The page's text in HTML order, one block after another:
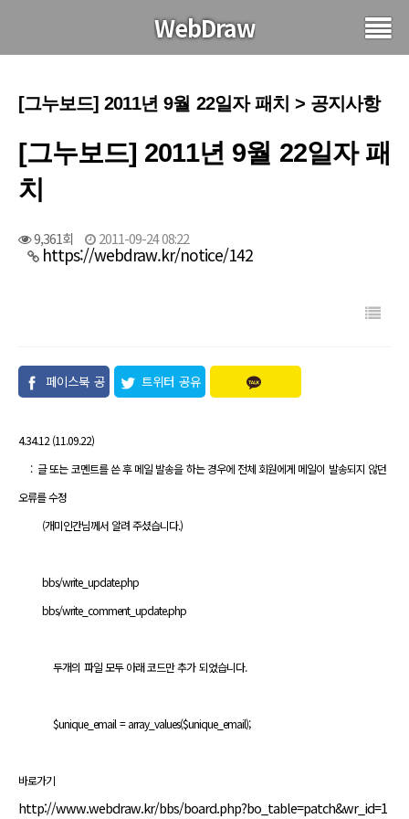
WebDraw
[그누보드] 2011년 9월 22일자 패치 > 공지사항
[그누보드] 2011년 9월 22일자 패
치
9,361회 2011-09-24 08:22
https://webdraw.kr/notice/142
페이스북 공
트위터 공유
4.34.12 (11.09.22)
: 글 또는 코멘트를 쓴 후 메일 발송을 하는 경우에 전체 회원에게 메일이 발송되지 않던
오류를 수정
(개미인간님께서 알려 주셨습니다.)
bbs/write_update.php
bbs/write_comment_update.php
두개의 파일 모두 아래 코드만 추가 되었습니다.
$unique_email = array_values($unique_email);
바로가기
http://www.webdraw.kr/bbs/board.php?bo_table=patch&wr_id=1